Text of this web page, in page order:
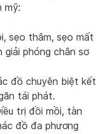
mỹ:
sẹo thâm, sẹo mất
phóng chân sơ
đồ chuyên biệt kết
tái phát.
trị đồi mồi, tàn
đồ đa phương